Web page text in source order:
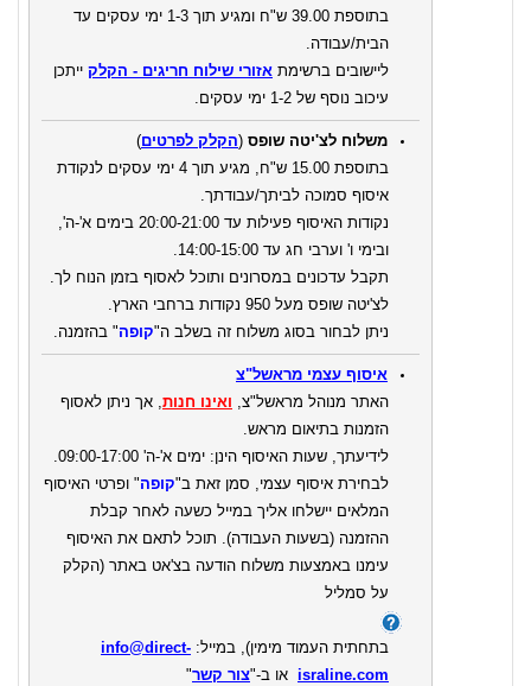
בתוספת 39.00 ש"ח ומגיע תוך 1-3 ימי עסקים עד
הבית/עבודה.
ליישובים ברשימת אזורי שילוח חריגים - הקלק ייתכן
עיכוב נוסף של 1-2 ימי עסקים.
משלוח לצ'יטה שופס (הקלק לפרטים)
בתוספת 15.00 ש"ח, מגיע תוך 4 ימי עסקים לנקודת
איסוף סמוכה לביתך/עבודתך.
נקודות האיסוף פעילות עד 20:00-21:00 בימים א'-ה',
ובימי ו' וערבי חג עד 14:00-15:00.
תקבל עדכונים במסרונים ותוכל לאסוף בזמן הנוח לך.
לצ'יטה שופס מעל 950 נקודות ברחבי הארץ.
ניתן לבחור בסוג משלוח זה בשלב ה"קופה" בהזמנה.
איסוף עצמי מראשל"צ
האתר מנוהל מראשל"צ, ואינו חנות, אך ניתן לאסוף
הזמנות בתיאום מראש.
לידיעתך, שעות האיסוף הינן: ימים א'-ה' 09:00-17:00.
לבחירת איסוף עצמי, סמן זאת ב"קופה" ופרטי האיסוף
המלאים יישלחו אליך במייל כשעה לאחר קבלת
ההזמנה (בשעות העבודה). תוכל לתאם את האיסוף
עימנו באמצעות משלוח הודעה בצ'אט באתר (הקלק
על סמליל
בתחתית העמוד מימין) במייל: info@direct-
israline.com או ב-"צור קשר"